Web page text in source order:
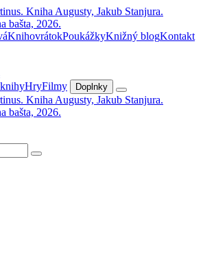
KnihovrátokPoukážkyKnižný blogKontakt
HryFilmy Doplnky